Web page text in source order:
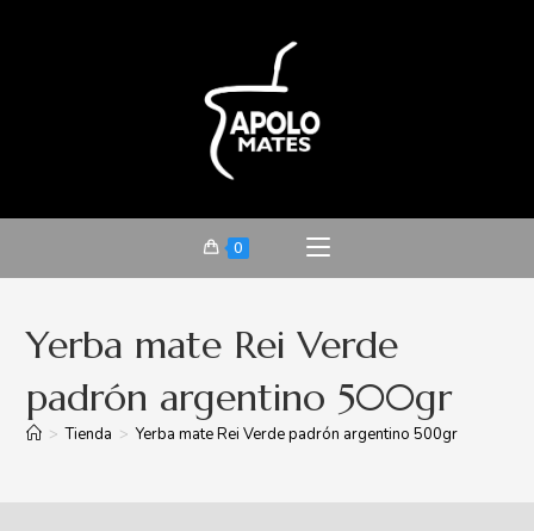
0
Yerba mate Rei Verde
padrón argentino 500gr
> Tienda > Yerba mate Rei Verde padrón argentino 500gr